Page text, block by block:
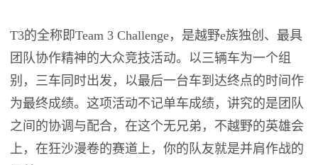
T3的全称即Team 3 Challenge，是越野e族独创、最具
团队协作精神的大众竞技活动。以三辆车为一个组
别，三车同时出发，以最后一台车到达终点的时间作
为最终成绩。这项活动不记单车成绩，讲究的是团队
之间的协调与配合，在这个无兄弟，不越野的英雄会
上，在狂沙漫卷的赛道上，你的队友就是并肩作战的